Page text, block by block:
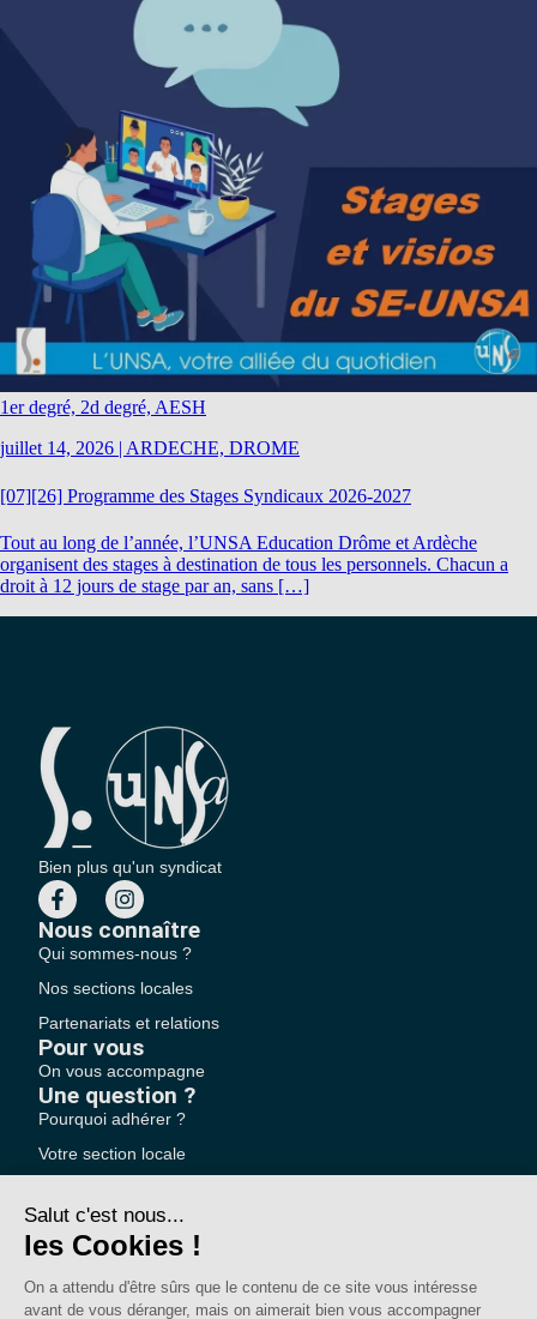
1er degré, 2d degré, AESH
juillet 14, 2026 ARDECHE, DROME
[07][26] Programme des Stages Syndicaux 2026-2027
Tout au long de l’année, l’UNSA Education Drôme et Ardèche
organisent des stages à destination de tous les personnels. Chacun a
droit à 12 jours de stage par an, sans […]
Bien plus qu'un syndicat
Nous connaître
Qui sommes-nous ?
Nos sections locales
Partenariats et relations
Pour vous
On vous accompagne
Une question ?
Pourquoi adhérer ?
Votre section locale
Nous contacter
Votre espace
Adhérer au SE-UNSA